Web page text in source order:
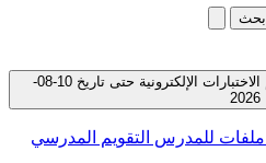
بحث
جميع الملفات المتوفرة في قسم الاختبارات الإلكترونية حتى تاريخ 10-08-
2026
ملفات للمدرس التقويم المدرسي